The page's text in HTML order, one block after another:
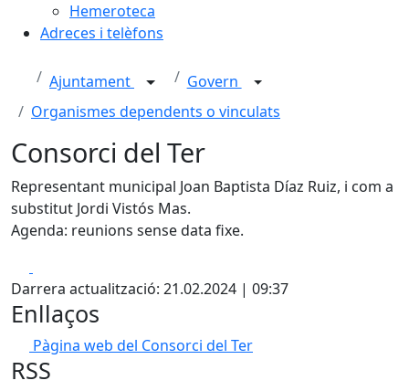
Hemeroteca
Adreces i telèfons
Ajuntament
Govern
Organismes dependents o vinculats
Consorci del Ter
Representant municipal Joan Baptista Díaz Ruiz, i com a
substitut Jordi Vistós Mas.
Agenda: reunions sense data fixe.
Darrera actualització: 21.02.2024 | 09:37
Enllaços
Pàgina web del Consorci del Ter
RSS